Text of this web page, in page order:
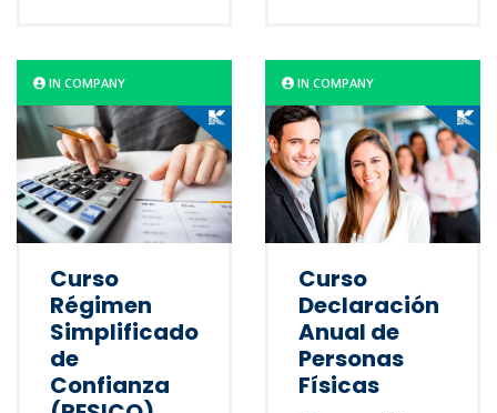
IN COMPANY
Curso
Régimen
Simplificado
de
Confianza
IN COMPANY
Curso
Declaración
Anual de
Personas
Físicas